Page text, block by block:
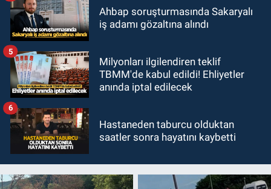
Ahbap soruşturmasında Sakaryalı
iş adamı gözaltına alındı
Milyonları ilgilendiren teklif
TBMM'de kabul edildi! Ehliyetler
anında iptal edilecek
5
Hastaneden taburcu olduktan
saatler sonra hayatını kaybetti
6